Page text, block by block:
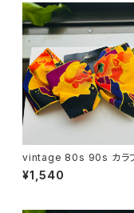
vintage 80s 90s カラ
ボンバレッタ
¥1,540